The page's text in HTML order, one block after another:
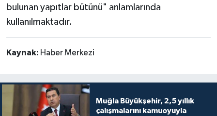
bulunan yapıtlar bütünü" anlamlarında
kullanılmaktadır.
Kaynak: Haber Merkezi
Muğla Büyükşehir, 2,5 yıllık
çalışmalarını kamuoyuyla